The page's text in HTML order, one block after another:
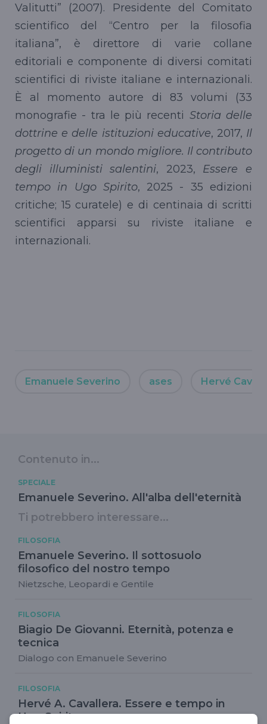
Valitutti” (2007). Presidente del Comitato
scientifico del “Centro per la filosofia
italiana”, è direttore di varie collane
editoriali e componente di diversi comitati
scientifici di riviste italiane e internazionali.
È al momento autore di 83 volumi (33
monografie - tra le più recenti Storia delle
dottrine e delle istituzioni educative, 2017, Il
progetto di un mondo migliore. Il contributo
degli illuministi salentini, 2023, Essere e
tempo in Ugo Spirito, 2025 - 35 edizioni
critiche; 15 curatele) e di centinaia di scritti
scientifici apparsi su riviste italiane e
internazionali.
Emanuele Severino ases Hervé
Contenuto in...
SPECIALE
Emanuele Severino. All'alba dell'eternità
Ti potrebbero interessare...
FILOSOFIA
Emanuele Severino. Il sottosuolo
filosofico del nostro tempo
Nietzsche, Leopardi e Gentile
FILOSOFIA
Biagio De Giovanni. Eternità, potenza e
tecnica
Dialogo con Emanuele Severino
FILOSOFIA
Hervé A. Cavallera. Essere e tempo in
Ugo Spirito